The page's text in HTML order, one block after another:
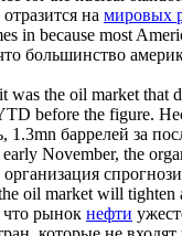
на мировых
in because most
большинство
was the oil market that
before the figure.
баррелей за
November, the
oil market will tighten
рынок нефти